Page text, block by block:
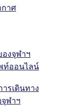
าศ
งจุฬาฯ
ท์ออนไลน์
รเดินทาง
ฬาฯ